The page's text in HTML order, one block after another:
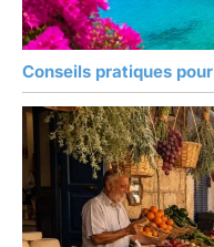
Conseils pratiques